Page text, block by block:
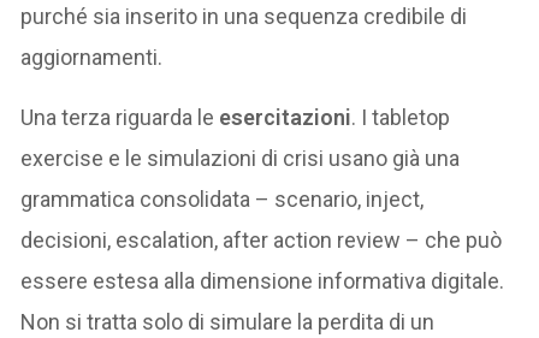
purché sia inserito in una sequenza credibile di
aggiornamenti.
Una terza riguarda le esercitazioni. I tabletop
exercise e le simulazioni di crisi usano già una
grammatica consolidata – scenario, inject,
decisioni, escalation, after action review – che può
essere estesa alla dimensione informativa digitale.
Non si tratta solo di simulare la perdita di un